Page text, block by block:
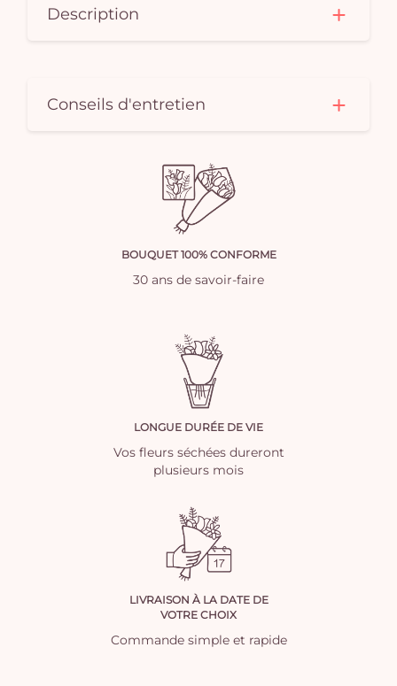
Description
Conseils d'entretien
BOUQUET 100% CONFORME
30 ans de savoir-faire
LONGUE DURÉE DE VIE
Vos fleurs séchées dureront
plusieurs mois
LIVRAISON À LA DATE DE
VOTRE CHOIX
Commande simple et rapide